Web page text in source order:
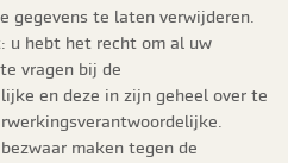
gegevens te laten verwijderen.
u hebt het recht om al uw
vragen bij de
en deze in zijn geheel over te
maken tegen de